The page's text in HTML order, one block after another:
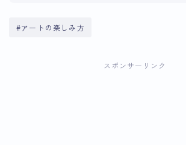
#アートの楽しみ方
スポンサーリンク